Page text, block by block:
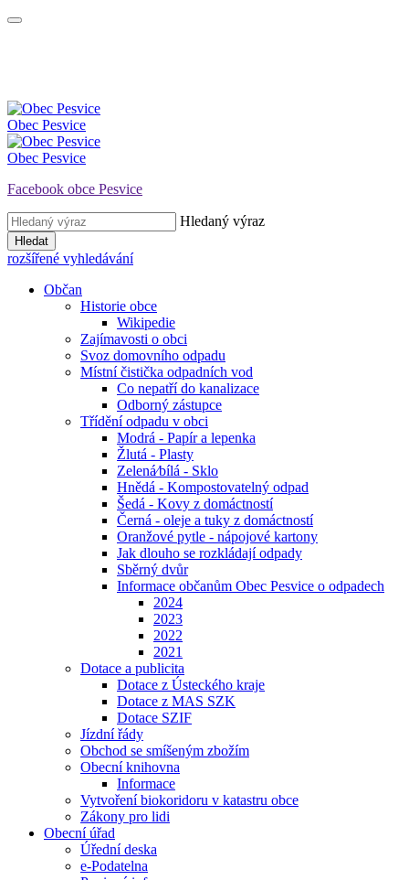
Obec Pesvice
Obec Pesvice
Facebook obce Pesvice
Hledaný výraz
Hledat
rozšířené vyhledávání
Občan
Historie obce
Wikipedie
Zajímavosti o obci
Svoz domovního odpadu
Místní čistička odpadních vod
Co nepatří do kanalizace
Odborný zástupce
Třídění odpadu v obci
Modrá - Papír a lepenka
Žlutá - Plasty
Zelená⁄bílá - Sklo
Hnědá - Kompostovatelný odpad
Šedá - Kovy z domáctností
Černá - oleje a tuky z domáctností
Oranžové pytle - nápojové kartony
Jak dlouho se rozkládají odpady
Sběrný dvůr
Informace občanům Obec Pesvice o odpadech
2024
2023
2022
2021
Dotace a publicita
Dotace z Ústeckého kraje
Dotace z MAS SZK
Dotace SZIF
Jízdní řády
Obchod se smíšeným zbožím
Obecní knihovna
Informace
Vytvoření biokoridoru v katastru obce
Zákony pro lidi
Obecní úřad
Úřední deska
e-Podatelna